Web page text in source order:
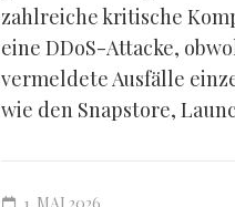
zahlreiche kritische
eine DDoS-Attacke,
vermeldete Ausfälle
wie den Snapstore,